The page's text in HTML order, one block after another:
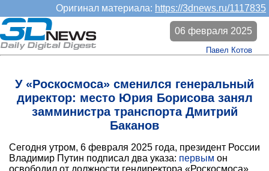
Оригинал материала: https://3dnews.ru/1117835
У «Роскосмоса» сменился генеральный
директор: место Юрия Борисова занял
замминистра транспорта Дмитрий
Баканов
06 февраля 2025
Павел Котов
Сегодня утром, 6 февраля 2025 года, президент России
Владимир Путин подписал два указа: первым он